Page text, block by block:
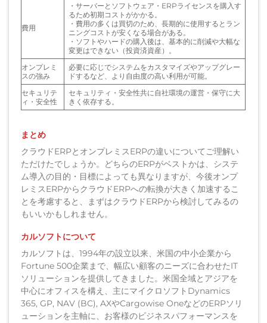
費用
・サーバーとソフトウェア・ERPライセンスを購入す
るため初期コストがかかる。
・費用の多くは買切のため、長期的に使用するとラン
ニングコストが安くなる場合がある。
・ソフトやハードの購入後は、基本的に削減や大幅な
変更はできない（投資済資産）。
オンプレミ
スの強み
必要に応じでシステムをカスタマイズやアップグレー
ドするなど、より自由度の高い利用が可能。
セキュリテ
ィ・安全性
セキュリティ・安全性共に自社環境の運営・保守に大
きく依存する。
まとめ
クラウドERPとオンプレミスERPの違いについてご理解い
ただけたでしょうか。どちらのERPがベストかは、システ
ム導入の目的・目標によっても異なりますが、今後オンプ
レミスERPからクラウドERPへの転換が大きく加速するこ
とを考慮すると、まずはクラウドERPから検討してみるの
もいいかもしれません。
カルソフトについて
カルソフトは、1994年の設立以来、米国の中小企業から
Fortune 500企業まで、幅広い顧客のニーズに合わせたIT
ソリューションを提供してきました。米国全域とアジアを
中心にオフィスを構え、主にマイクロソフトDynamics
365, GP, NAV (BC), AXやCargowise OneなどのERPソリ
ューションを主軸に、お客様のビジネスパフォーマンスを